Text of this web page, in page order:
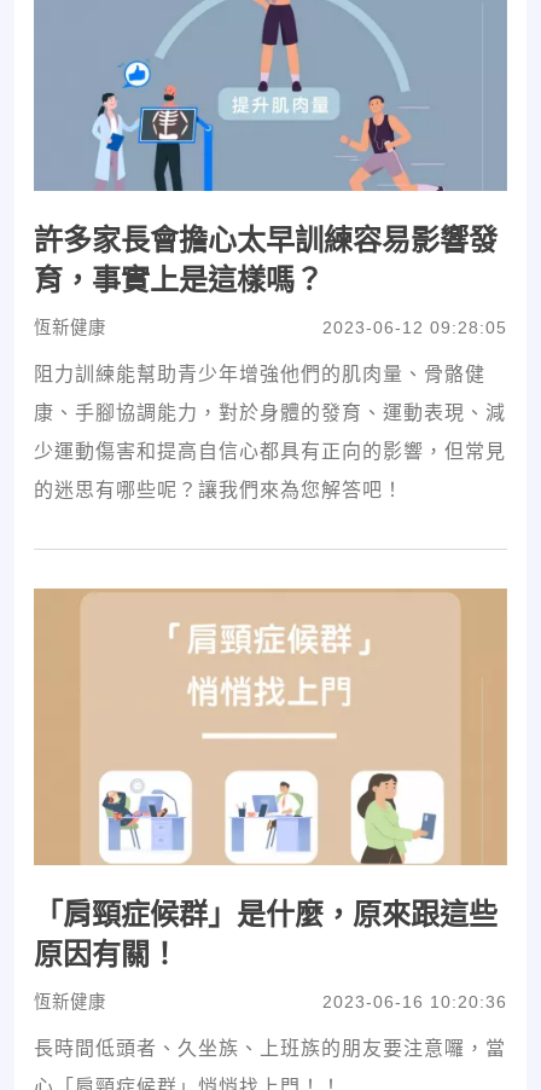
許多家長會擔心太早訓練容易影響發
育，事實上是這樣嗎？
恆新健康 2023-06-12 09:28:05
阻力訓練能幫助青少年增強他們的肌肉量、骨骼健
康、手腳協調能力，對於身體的發育、運動表現、減
少運動傷害和提高自信心都具有正向的影響，但常見
的迷思有哪些呢？讓我們來為您解答吧！
「肩頸症候群」是什麼，原來跟這些
原因有關！
恆新健康 2023-06-16 10:20:36
長時間低頭者、久坐族、上班族的朋友要注意囉，當